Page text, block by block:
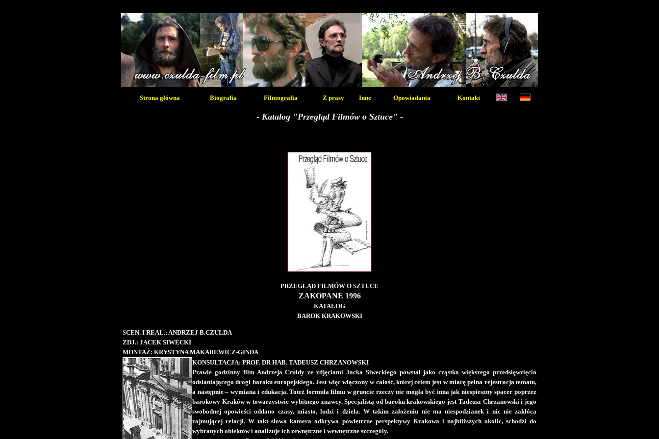
Strona główna Biografia Filmografia Z prasy Inne Opowiadania Kontakt
- Katalog "Przegląd Filmów o Sztuce" -
PRZEGLĄD FILMÓW O SZTUCE
ZAKOPANE 1996
KATALOG
BAROK KRAKOWSKI
SCEN. I REAL.: ANDRZEJ B.CZULDA
ZDJ.: JACEK SIWECKI
MONTAŻ: KRYSTYNA MAKAREWICZ-GINDA
KONSULTACJA: PROF. DR HAB. TADEUSZ CHRZANOWSKI
Prawie godzinny film Andrzeja Czuldy ze zdjęciami Jacka Siweckiego powstał jako cząstka większego przedsięwzięcia
odsłaniającego drogi baroku europejskiego. Jest więc włączony w całość, której celem jest w miarę pełna rejestracja tematu,
a następnie – wymiana i edukacja. Toteż formuła filmu w gruncie rzeczy nie mogła być inna jak niespieszny spacer poprzez
barokowy Kraków w towarzystwie wybitnego znawcy. Specjalistą od baroku krakowskiego jest Tadeusz Chrzanowski i jego
swobodnej opowieści oddano czasy, miasto, ludzi i dzieła. W takim założeniu nie ma niespodzianek i nic nie zakłóca
zajmującej relacji. W takt słowa kamera odkrywa powietrzne perspektywy Krakowa i najbliższych okolic, schodzi do
wybranych obiektów i analizuje ich zewnętrzne i wewnętrzne szczegóły.